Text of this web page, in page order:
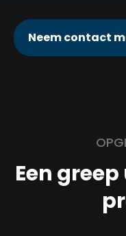
Neem contact
Een